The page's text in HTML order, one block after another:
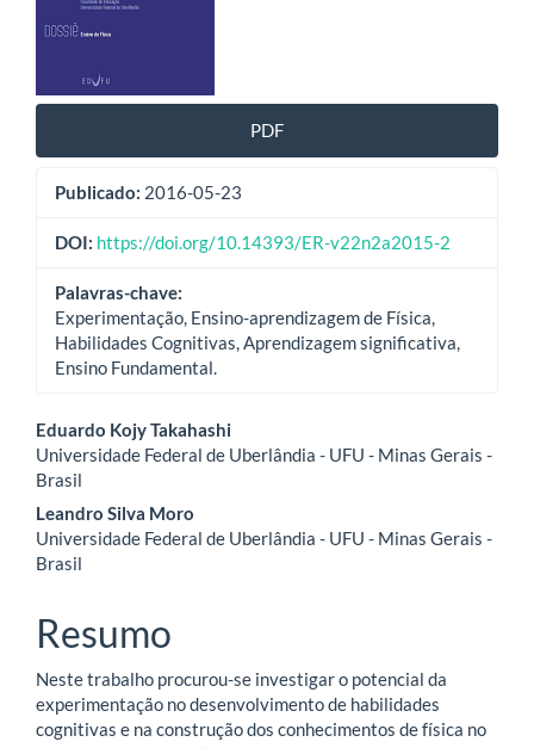
PDF
Publicado: 2016-05-23
DOI: https://doi.org/10.14393/ER-v22n2a2015-2
Palavras-chave:
Experimentação, Ensino-aprendizagem de Física,
Habilidades Cognitivas, Aprendizagem significativa,
Ensino Fundamental.
Conteúdo
do
artigo
principal
Eduardo Kojy Takahashi
Universidade Federal de Uberlândia - UFU - Minas Gerais -
Brasil
Leandro Silva Moro
Universidade Federal de Uberlândia - UFU - Minas Gerais -
Brasil
Resumo
Neste trabalho procurou-se investigar o potencial da
experimentação no desenvolvimento de habilidades
cognitivas e na construção dos conhecimentos de física no